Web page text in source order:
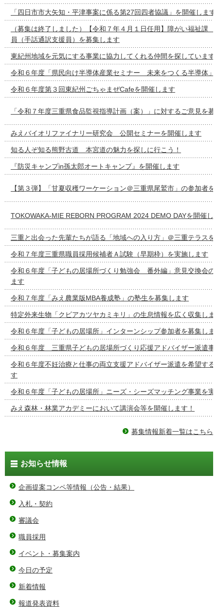
「四日市市大矢知・平津事案に係る第27回四者協議」を開催します
（募集は終了しました）【令和７年４月１日任用】障がい福祉課
員（手話通訳支援員）を募集します
東紀州地域を元気にする事業に協力してくれる仲間を探しています
令和６年度「県民向け半導体産業セミナー 未来をつくる半導体」
令和６年度第３回東紀州ごちゃまぜCafeを開催します
「令和７年度三重県食品監視指導計画（案）」に対するご意見を募
みえバイオリファイナリー研究会 公開セミナーを開催します
知る人ぞ知る熊野古道 本宮道の魅力を探しに行こう！
『防災キャンプin孫太郎オートキャンプ』を開催します
【第３弾】「甘夏収穫ワーケーション＠三重県尾鷲市」の参加者を
TOKOWAKA-MIE REBORN PROGRAM 2024 DEMO DAYを開催し
三重と出会った先輩たちが語る「地域への入り方」＠三重テラスを
令和７年度三重県職員採用候補者Ａ試験（早期枠）を実施します
令和６年度「子どもの居場所づくり勉強会 番外編」意見交換会の
ます
令和７年度「みえ農業版MBA養成塾」の塾生を募集します
特定外来生物「クビアカツヤカミキリ」の生息情報を広く収集しま
令和６年度「子どもの居場所」インターンシップ参加者を募集しま
令和６年度 三重県子どもの居場所づくり応援アドバイザー派遣事
令和６年度不妊治療と仕事の両立支援アドバイザー派遣を希望する
す
令和６年度「子どもの居場所」ニーズ・シーズマッチング事業を実
みえ森林・林業アカデミーにおいて講演会等を開催します！
募集情報新着一覧はこちら
お知らせ情報
企画提案コンペ等情報（公告・結果）
入札・契約
審議会
職員採用
イベント・募集案内
今日の予定
新着情報
報道発表資料